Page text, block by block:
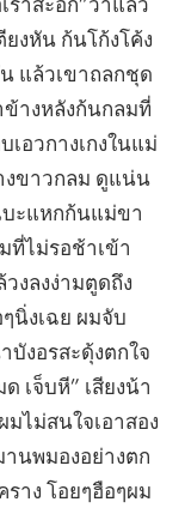
งหัน ก้นโก้งโค้ง
แล้วเขาถลกชุด
ข้างหลังก้นกลมที่
เอวกางเกงในแม่
งขาวกลม ดูแน่น
บะแหกก้นแม่ขา
ที่ไม่รอช้าเข้า
งลงง่ามตูดถึง
นิ่งเฉย ผมจับ
บังอรสะดุ้งตกใจ
เจ็บหี” เสียงน้า
ไม่สนใจเอาสอง
านพมองอย่างตก
าง โอยๆฮือๆผม